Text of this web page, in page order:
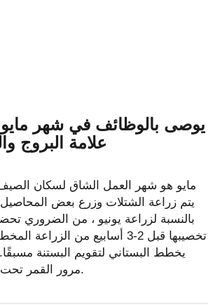
يوصى بالوظائف في شهر مايو
علامة البروج
مايو هو شهر العمل الشاق لسكان
يتم زراعة الشتلات وزرع بعض
بالنسبة لزراعة يونيو ، من الضروري
تخصيبها قبل 2-3 أسابيع من
يخطط البستاني لتقويم البستنة
مرور القمر تحت علامة زودياك معينة.